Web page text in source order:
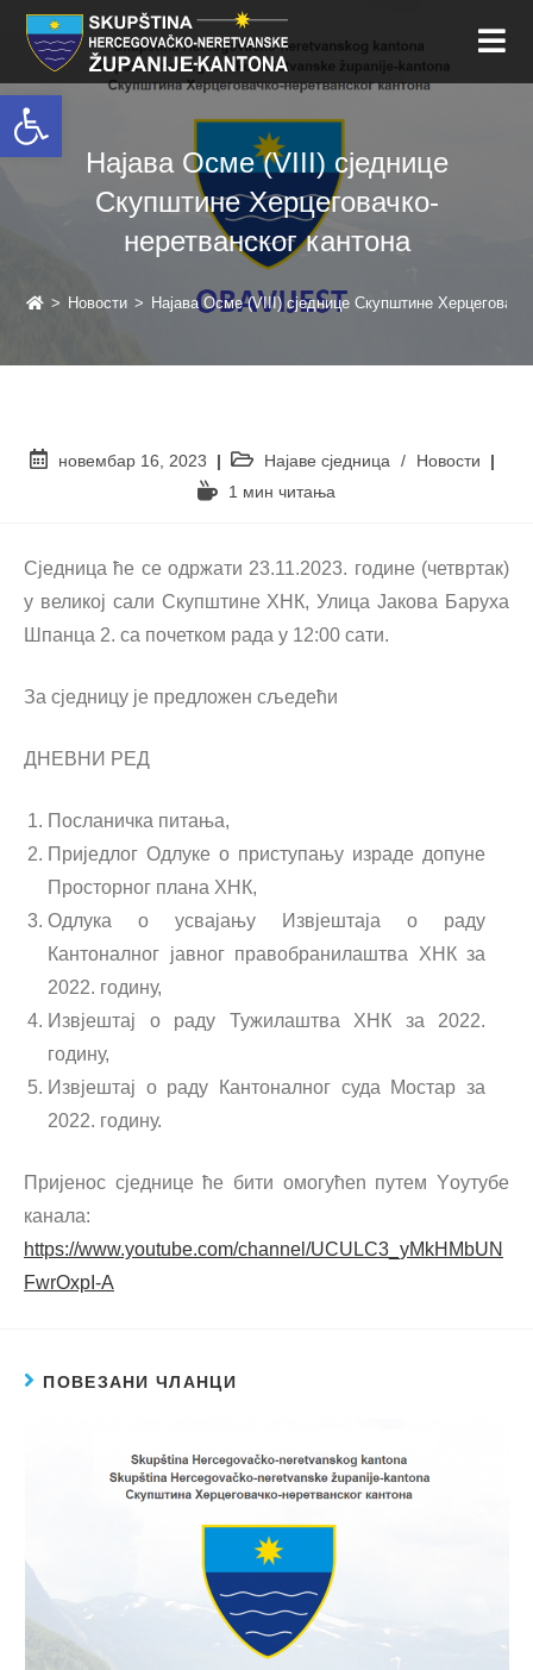
Open toolbar
Најава Осме (VIII) сједнице
Скупштине Херцеговачко-
неретванског кантона
> Новости > Најава Осме (VIII) сједнице Скупштине
новембар 16, 2023 Најаве сједница /
Новости
1 мин читањa
Сједница ће се одржати 23.11.2023. године (четвртак)
у великој сали Скупштине ХНК, Улица Јакова Баруха
Шпанца 2. са почетком рада у 12:00 сати.
За сједницу је предложен сљедећи
ДНЕВНИ РЕД
Посланичка питања,
Приједлог Одлуке о приступању израде допуне
Просторног плана ХНК,
Одлука о усвајању Извјештаја о раду
Кантоналног јавног правобранилаштва ХНК за
2022. годину,
Извјештај о раду Тужилаштва ХНК за 2022.
годину,
Извјештај о раду Кантоналног суда Мостар за
2022. годину.
Пријенос сједнице ће бити омогућеn путем Yоутубе
канала:
https://www.youtube.com/channel/UCULC3_yMkHMbUN
FwrOxpI-A
ПОВЕЗАНИ ЧЛАНЦИ